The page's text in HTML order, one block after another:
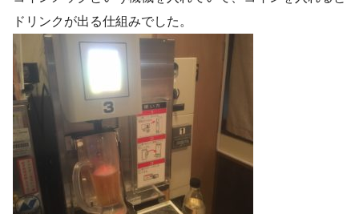
ドリンクが出る仕組みでした。